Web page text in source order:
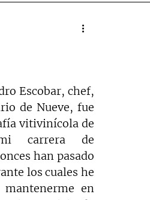
Escobar, chef,
de Nueve, fue
vitivinícola de
carrera de
han pasado
los cuales he
en